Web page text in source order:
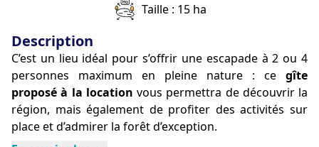
Taille : 15 ha
Description
C’est un lieu idéal pour s’offrir une escapade à 2 ou 4
personnes maximum en pleine nature : ce gîte
proposé à la location vous permettra de découvrir la
région, mais également de profiter des activités sur
place et d’admirer la forêt d’exception.
Située à quelques minutes en vélo du cœur du